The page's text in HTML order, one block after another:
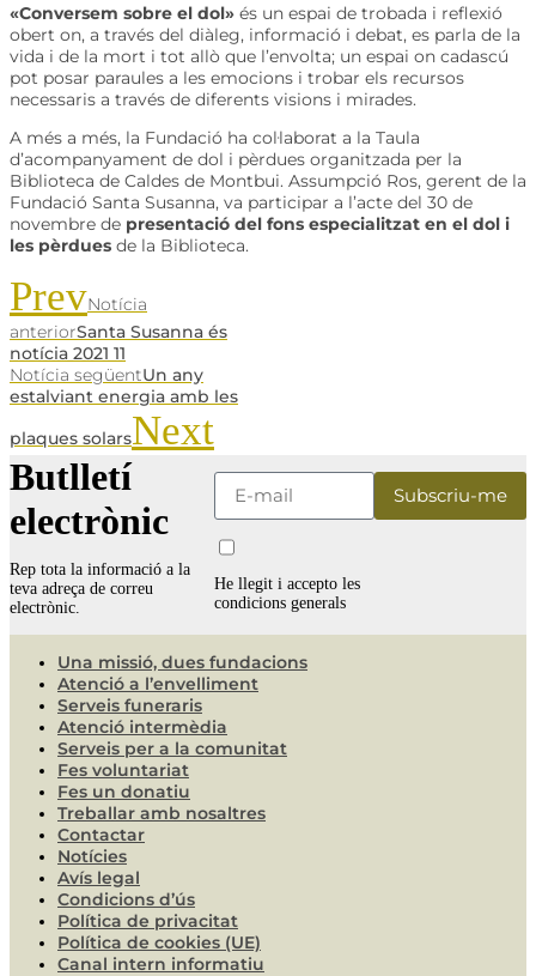
«Conversem sobre el dol» és un espai de trobada i reflexió
obert on, a través del diàleg, informació i debat, es parla de la
vida i de la mort i tot allò que l’envolta; un espai on cadascú
pot posar paraules a les emocions i trobar els recursos
necessaris a través de diferents visions i mirades.
A més a més, la Fundació ha col·laborat a la Taula
d’acompanyament de dol i pèrdues organitzada per la
Biblioteca de Caldes de Montbui. Assumpció Ros, gerent de la
Fundació Santa Susanna, va participar a l’acte del 30 de
novembre de presentació del fons especialitzat en el dol i
les pèrdues de la Biblioteca.
PrevNotícia
anteriorSanta Susanna és
notícia 2021 11
Notícia següentUn any
estalviant energia amb les
plaques solarsNext
Butlletí
electrònic
Rep tota la informació a la
teva adreça de correu
electrònic.
He llegit i accepto les
condicions generals
Una missió, dues fundacions
Atenció a l’envelliment
Serveis funeraris
Atenció intermèdia
Serveis per a la comunitat
Fes voluntariat
Fes un donatiu
Treballar amb nosaltres
Contactar
Notícies
Avís legal
Condicions d’ús
Política de privacitat
Política de cookies (UE)
Canal intern informatiu